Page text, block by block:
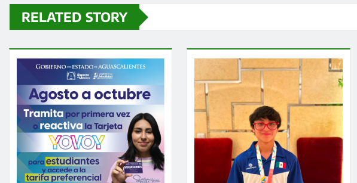
RELATED STORY